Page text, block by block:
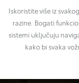
Iskoristite više iz
razine. Bogati
sistemi uključuju
kako bi svaka